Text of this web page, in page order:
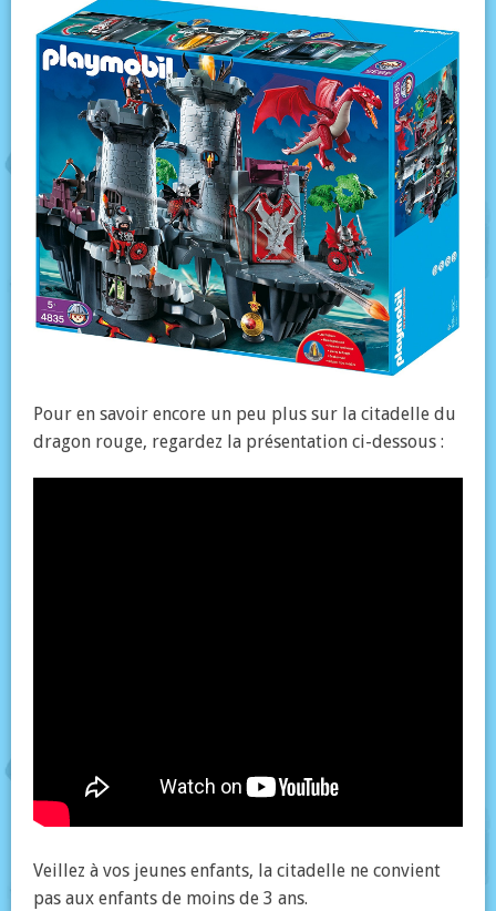
Pour en savoir encore un peu plus sur la citadelle du
dragon rouge, regardez la présentation ci-dessous :
Veillez à vos jeunes enfants, la citadelle ne convient
pas aux enfants de moins de 3 ans.